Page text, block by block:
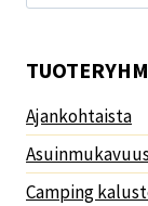
Ajankohtaista
Asuinmukavuus
Camping